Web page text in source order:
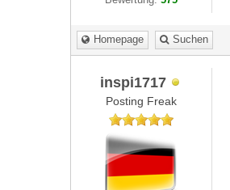
Homepage Suchen
inspi1717
Posting Freak